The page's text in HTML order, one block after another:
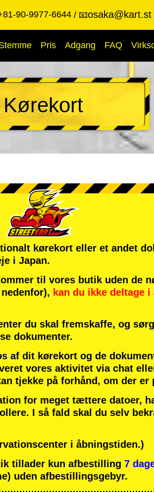
90-9977-6644 📧osaka@kart.st
Pris Adgang FAQ
Kørekort
kørekort eller et andet
i Japan.
til vores butik uden de
kan du ikke deltage
du skal fremskaffe, og
dokumenter.
af dit kørekort og de
vores aktivitet via chat
tjekke på forhånd, om der er
for meget tættere datoer,
I så fald skal du selv
i åbningstiden.)
tillader kun afbestilling 7
uden afbestillingsgebyr.